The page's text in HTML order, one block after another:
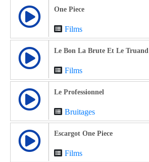
One Piece
Films
Le Bon La Brute Et Le Truand
Films
Le Professionnel
Bruitages
Escargot One Piece
Films